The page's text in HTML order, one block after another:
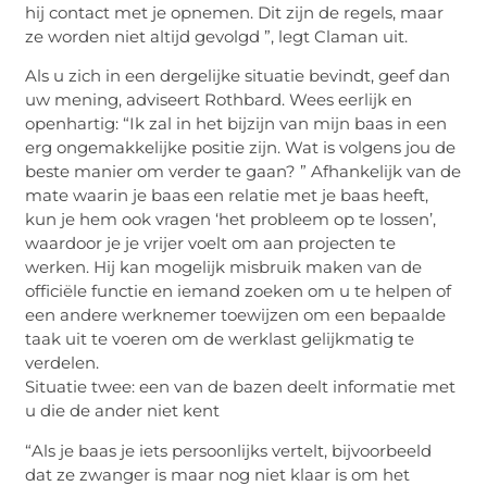
hij contact met je opnemen. Dit zijn de regels, maar
ze worden niet altijd gevolgd ”, legt Claman uit.
Als u zich in een dergelijke situatie bevindt, geef dan
uw mening, adviseert Rothbard. Wees eerlijk en
openhartig: “Ik zal in het bijzijn van mijn baas in een
erg ongemakkelijke positie zijn. Wat is volgens jou de
beste manier om verder te gaan? ” Afhankelijk van de
mate waarin je baas een relatie met je baas heeft,
kun je hem ook vragen ‘het probleem op te lossen’,
waardoor je je vrijer voelt om aan projecten te
werken. Hij kan mogelijk misbruik maken van de
officiële functie en iemand zoeken om u te helpen of
een andere werknemer toewijzen om een ​​bepaalde
taak uit te voeren om de werklast gelijkmatig te
verdelen.
Situatie twee: een van de bazen deelt informatie met
u die de ander niet kent
“Als je baas je iets persoonlijks vertelt, bijvoorbeeld
dat ze zwanger is maar nog niet klaar is om het